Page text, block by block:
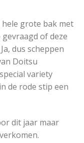
grote bak met
of deze
dus scheppen
Doitsu
variety
de rode stip een
dit jaar maar